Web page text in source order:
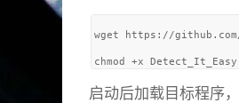
wget https://github.com/
启动后加载目标程序